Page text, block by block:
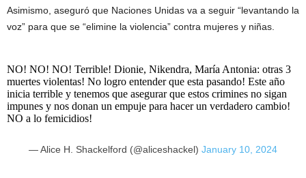
Asimismo, aseguró que Naciones Unidas va a seguir “levantando la
voz” para que se “elimine la violencia” contra mujeres y niñas.
NO! NO! NO! Terrible! Dionie, Nikendra, María Antonia: otras 3
muertes violentas! No logro entender que esta pasando! Este año
inicia terrible y tenemos que asegurar que estos crimines no sigan
impunes y nos donan un empuje para hacer un verdadero cambio!
NO a lo femicidios!
— Alice H. Shackelford (@aliceshackel) January 10, 2024